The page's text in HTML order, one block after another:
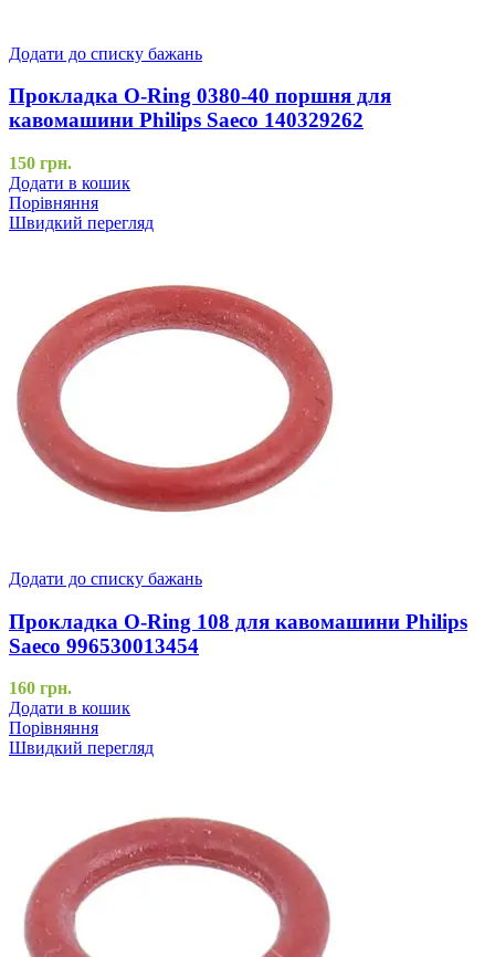
Додати до списку бажань
Прокладка O-Ring 0380-40 поршня для
кавомашини Philips Saeco 140329262
150 грн.
Додати в кошик
Порівняння
Швидкий перегляд
Додати до списку бажань
Прокладка O-Ring 108 для кавомашини Philips
Saeco 996530013454
160 грн.
Додати в кошик
Порівняння
Швидкий перегляд